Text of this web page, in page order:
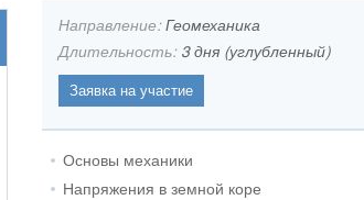
Направление:Геомеханика
Длительность:3 дня (углубленный)
Основы механики
Напряжения в земной коре